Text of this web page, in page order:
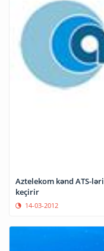
Aztelekom kənd ATS-
keçirir
14-03-2012